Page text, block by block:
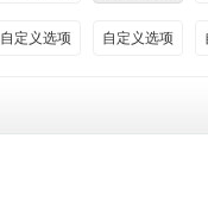
自定义选项 自定义选项